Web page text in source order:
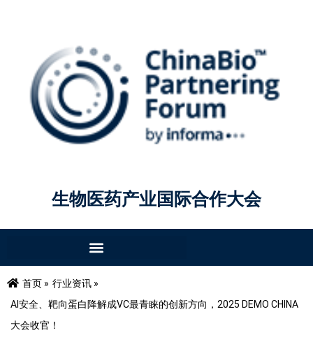
生物医药产业国际合作大会
首页 » 行业资讯 »
AI安全、靶向蛋白降解成VC最青睐的创新方向，2025 DEMO CHINA
大会收官！